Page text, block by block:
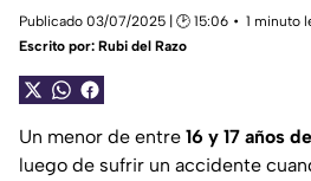
Publicado 03/07/2025 | 🕑 15:06
1 minuto
Escrito por: Rubi del Razo
Un menor de entre 16 y 17 años
luego de sufrir un accidente